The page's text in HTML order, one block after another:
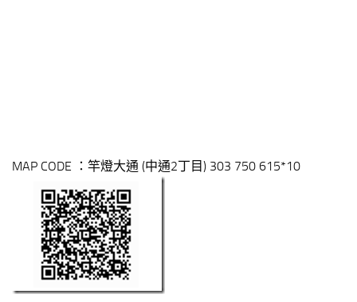
MAP CODE ：竿燈大通 (中通2丁目) 303 750 615*10